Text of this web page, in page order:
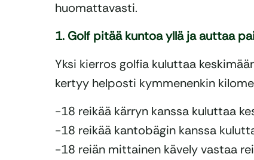
huomattavasti.
1. Golf pitää kuntoa yllä ja auttaa
Yksi kierros golfia kuluttaa
kertyy helposti kymmenenkin
-18 reikää kärryn kanssa kuluttaa
-18 reikää kantobägin kanssa
-18 reiän mittainen kävely vastaa